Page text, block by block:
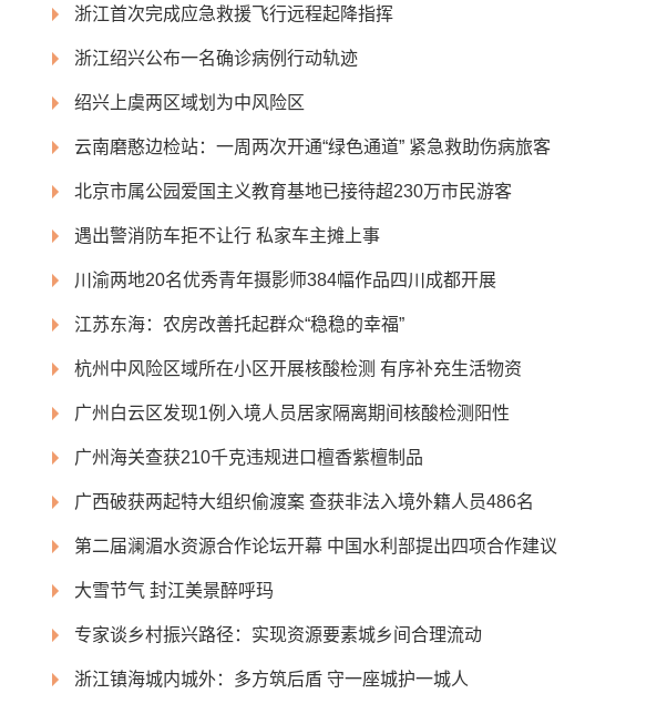
浙江首次完成应急救援飞行远程起降指挥
浙江绍兴公布一名确诊病例行动轨迹
绍兴上虞两区域划为中风险区
云南磨憨边检站：一周两次开通“绿色通道” 紧急救助伤病旅客
北京市属公园爱国主义教育基地已接待超230万市民游客
遇出警消防车拒不让行 私家车主摊上事
川渝两地20名优秀青年摄影师384幅作品四川成都开展
江苏东海：农房改善托起群众“稳稳的幸福”
杭州中风险区域所在小区开展核酸检测 有序补充生活物资
广州白云区发现1例入境人员居家隔离期间核酸检测阳性
广州海关查获210千克违规进口檀香紫檀制品
广西破获两起特大组织偷渡案 查获非法入境外籍人员486名
第二届澜湄水资源合作论坛开幕 中国水利部提出四项合作建议
大雪节气 封江美景醉呼玛
专家谈乡村振兴路径：实现资源要素城乡间合理流动
浙江镇海城内城外：多方筑后盾 守一座城护一城人